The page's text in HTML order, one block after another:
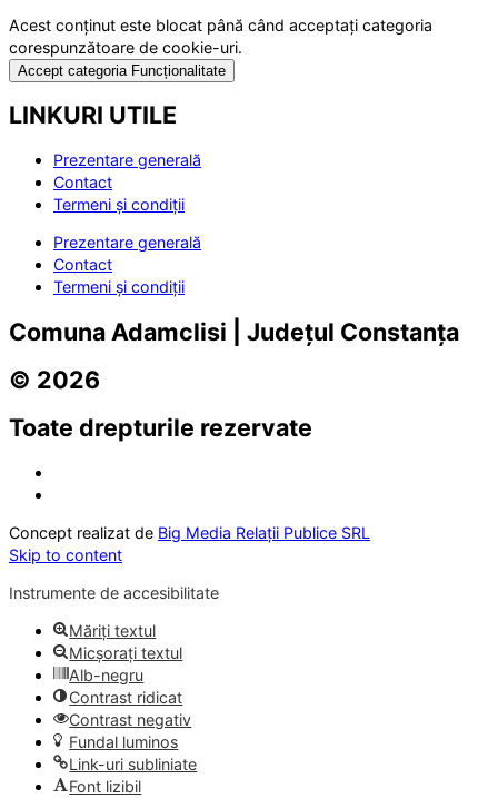
Acest conținut este blocat până când acceptați categoria
corespunzătoare de cookie-uri.
Accept categoria Funcționalitate
LINKURI UTILE
Prezentare generală
Contact
Termeni și condiții
Prezentare generală
Contact
Termeni și condiții
Comuna Adamclisi | Județul Constanța
© 2026
Toate drepturile rezervate
Concept realizat de Big Media Relații Publice SRL
Skip to content
Instrumente de accesibilitate
Măriți textul
Micșorați textul
Alb-negru
Contrast ridicat
Contrast negativ
Fundal luminos
Link-uri subliniate
Font lizibil